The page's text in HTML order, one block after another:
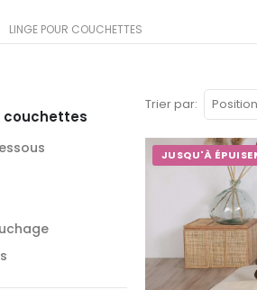
LINGE POUR COUCHETTES
Trier par
JUSQU'À
couchettes